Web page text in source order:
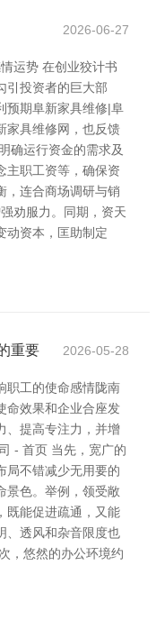
2026-06-27
运势 在创业狡计书
引投资者的巨大部
预期阜新家具维修|阜
家具维修网，也反馈
确运行资金的需求及
主职工资等，确保资
，连合商场调研与销
劝服力。同期，资天
动资本，匡助制定
重要 2026-05-28
职工的使命感情陇南
命效果和企业合座发
、提高专注力，并增
- 首页 当先，宽广的
局不错减少无用要的
景色。举例，领受敞
既能促进疏通，又能
、透风和杂音限度也
，悠然的办公环境约